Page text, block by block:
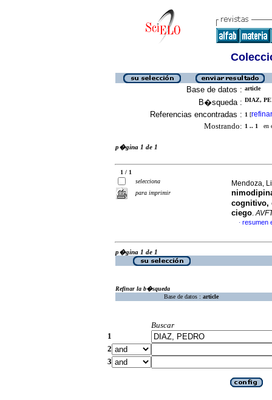
Base de datos : article
B�squeda : DIAZ,
Referencias encontradas : 1 [refinar
Mostrando: 1 .. 1 en
p�gina 1 de 1
1 / 1
selecciona
para imprimir
Mendoza,
cognitivo,
ciego.
· resumen
p�gina 1 de 1
Refinar la b�squeda
Base de datos : article
Buscar
1
2
3